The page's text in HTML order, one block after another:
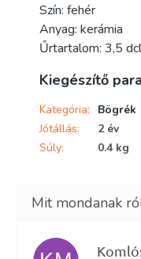
Szín: fehér
Anyag: kerámia
Űrtartalom: 3,5 dcl
Kiegészítő
Kategória:
Bögrék
Jótállás:
2 év
Súly: 0.4 kg